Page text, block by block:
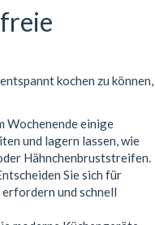
kochen zu können,
Wochenende einige
und lagern lassen, wie
Hähnchenbruststreifen.
Sie sich für
und schnell